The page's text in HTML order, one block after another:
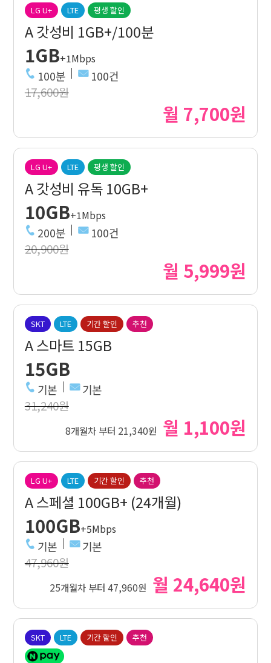
LG U+ LTE 평생 할인
A 갓성비 1GB+/100분
1GB+1Mbps
100분 100건
17,600원
월 7,700원
LG U+ LTE 평생 할인
A 갓성비 유독 10GB+
10GB+1Mbps
200분 100건
20,900원
월 5,999원
SKT LTE 기간 할인 추천
A 스마트 15GB
15GB
기본 기본
31,240원
8개월차 부터 21,340원 월 1,100원
LG U+ LTE 기간 할인 추천
A 스페셜 100GB+ (24개월)
100GB+5Mbps
기본 기본
47,960원
25개월차 부터 47,960원 월 24,640원
SKT LTE 기간 할인 추천